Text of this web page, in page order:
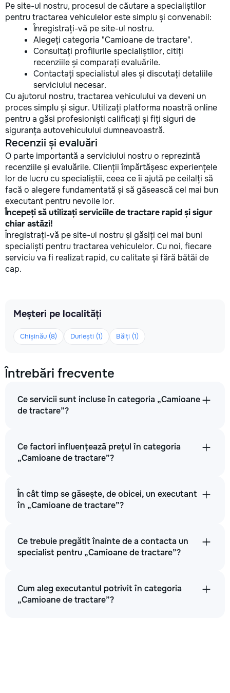
Pe site-ul nostru, procesul de căutare a specialiștilor
pentru tractarea vehiculelor este simplu și convenabil:
Înregistrați-vă pe site-ul nostru.
Alegeți categoria "Camioane de tractare".
Consultați profilurile specialiștilor, citiți
recenziile și comparați evaluările.
Contactați specialistul ales și discutați detaliile
serviciului necesar.
Cu ajutorul nostru, tractarea vehiculului va deveni un
proces simplu și sigur. Utilizați platforma noastră online
pentru a găsi profesioniști calificați și fiți siguri de
siguranța autovehiculului dumneavoastră.
Recenzii și evaluări
O parte importantă a serviciului nostru o reprezintă
recenziile și evaluările. Clienții împărtășesc experiențele
lor de lucru cu specialiștii, ceea ce îi ajută pe ceilalți să
facă o alegere fundamentată și să găsească cel mai bun
executant pentru nevoile lor.
Începeți să utilizați serviciile de tractare rapid și sigur
chiar astăzi!
Înregistrați-vă pe site-ul nostru și găsiți cei mai buni
specialiști pentru tractarea vehiculelor. Cu noi, fiecare
serviciu va fi realizat rapid, cu calitate și fără bătăi de
cap.
Meșteri pe localități
Chișinău (8) Durlești (1) Bălți (1)
Întrebări frecvente
Ce servicii sunt incluse în categoria „Camioane
de tractare”?
Ce factori influențează prețul în categoria
„Camioane de tractare”?
În cât timp se găsește, de obicei, un executant
în „Camioane de tractare”?
Ce trebuie pregătit înainte de a contacta un
specialist pentru „Camioane de tractare”?
Cum aleg executantul potrivit în categoria
„Camioane de tractare”?